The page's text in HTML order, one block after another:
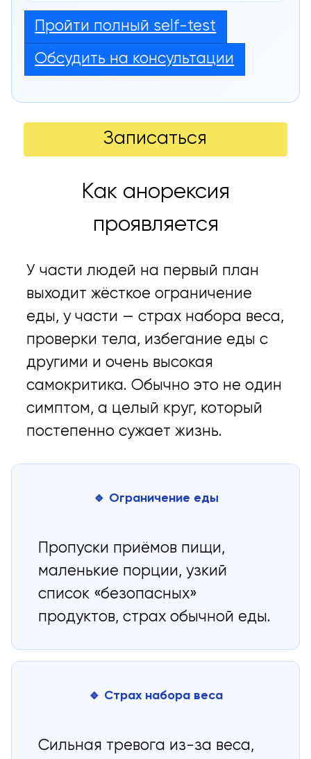
Пройти полный self-test
Обсудить на консультации
Записаться
Как анорексия
проявляется
У части людей на первый план
выходит жёсткое ограничение
еды, у части — страх набора веса,
проверки тела, избегание еды с
другими и очень высокая
самокритика. Обычно это не один
симптом, а целый круг, который
постепенно сужает жизнь.
🔹 Ограничение еды
Пропуски приёмов пищи,
маленькие порции, узкий
список «безопасных»
продуктов, страх обычной еды.
🔹 Страх набора веса
Сильная тревога из-за веса,